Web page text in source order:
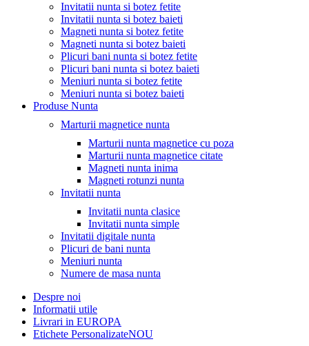
Invitatii nunta si botez fetite
Invitatii nunta si botez baieti
Magneti nunta si botez fetite
Magneti nunta si botez baieti
Plicuri bani nunta si botez fetite
Plicuri bani nunta si botez baieti
Meniuri nunta si botez fetite
Meniuri nunta si botez baieti
Produse Nunta
Marturii magnetice nunta
Marturii nunta magnetice cu poza
Marturii nunta magnetice citate
Magneti nunta inima
Magneti rotunzi nunta
Invitatii nunta
Invitatii nunta clasice
Invitatii nunta simple
Invitatii digitale nunta
Plicuri de bani nunta
Meniuri nunta
Numere de masa nunta
Despre noi
Informatii utile
Livrari in EUROPA
Etichete PersonalizateNOU